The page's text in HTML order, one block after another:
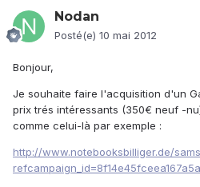
Nodan
Posté(e) 10 mai 2012
Bonjour,
Je souhaite faire l'acquisition d'un
prix trés intéressants (350€ neuf -
comme celui-là par exemple :
http://www.notebooksbilliger.de/